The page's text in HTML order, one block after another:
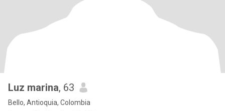
Luz marina, 63
Bello, Antioquia, Colombia